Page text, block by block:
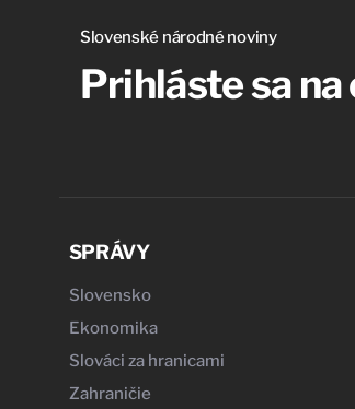
Slovenské národné noviny
Prihláste sa
SPRÁVY
Slovensko
Ekonomika
Slováci za hranicami
Zahraničie